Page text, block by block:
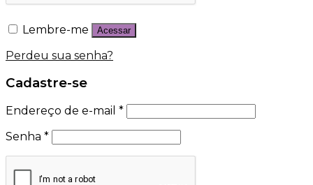
Lembre-me Acessar
Perdeu sua senha?
Cadastre-se
Endereço de e-mail *
Senha *